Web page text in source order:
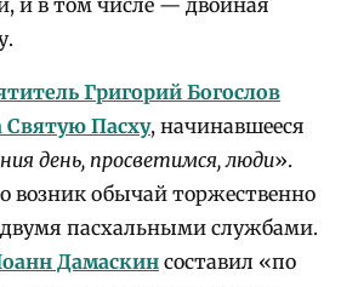
Григорий Богослов
Святую Пасху, начинавшееся
день, просветимся, люди».
возник обычай торжественно
пасхальными службами.
Дамаскинсоставил «по